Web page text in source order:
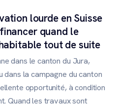
lourde en Suisse
quand le
tout de suite
dans le canton du Jura,
dans la campagne du canton
opportunité, à condition
Quand les travaux sont